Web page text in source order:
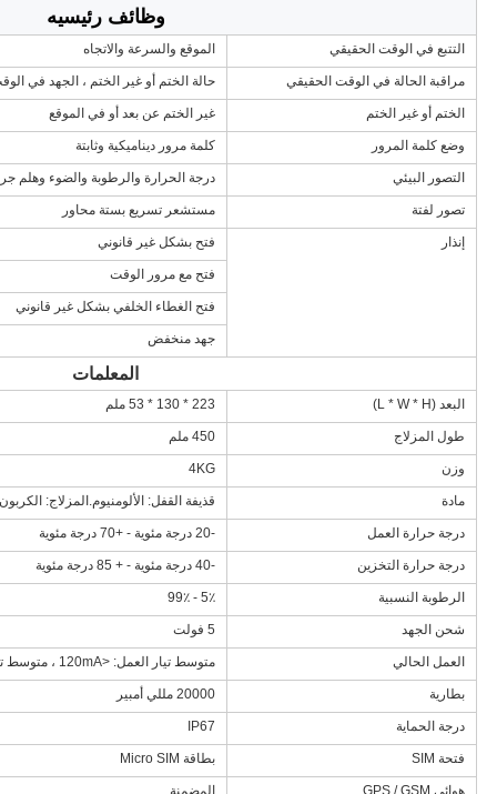
وظائف رئيسيه
التتبع في الوقت الحقيقي الموقع والسرعة والاتجاه
مراقبة الحالة في الوقت الحقيقي حالة الختم أو غير الختم ، الجهد في
الختم أو غير الختم غير الختم عن بعد أو في الموقع
وضع كلمة المرور كلمة مرور ديناميكية وثابتة
التصور البيئي درجة الحرارة والرطوبة والضوء وهلم
تصور لفتة مستشعر تسريع بستة محاور
إنذار فتح بشكل غير قانوني
فتح مع مرور الوقت
فتح الغطاء الخلفي بشكل غير قانوني
جهد منخفض
المعلمات
البعد (L * W * H) 223 * 130 * 53 ملم
طول المزلاج 450 ملم
وزن 4KG
مادة قذيفة القفل: الألومنيوم.المزلاج:
درجة حرارة العمل -20 درجة مئوية - +70 درجة مئوية
درجة حرارة التخزين -40 درجة مئوية - + 85 درجة مئوية
الرطوبة النسبية 5٪ - 99٪
شحن الجهد 5 فولت
العمل الحالي متوسط ​​تيار العمل: <120mA ، متوسط ​​تيار الاستعداد: <4mA
بطارية 20000 مللي أمبير
درجة الحماية IP67
فتحة SIM بطاقة Micro SIM